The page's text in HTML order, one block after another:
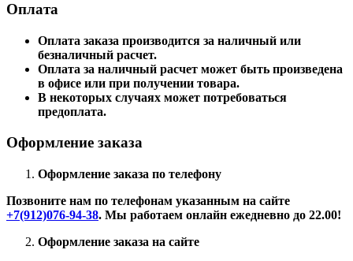
Оплата
Оплата заказа производится за наличный или
безналичный расчет.
Оплата за наличный расчет может быть произведена
в офисе или при получении товара.
В некоторых случаях может потребоваться
предоплата.
Оформление заказа
Оформление заказа по телефону
Позвоните нам по телефонам указанным на сайте
+7(912)076-94-38. Мы работаем онлайн ежедневно до 22.00!
Оформление заказа на сайте